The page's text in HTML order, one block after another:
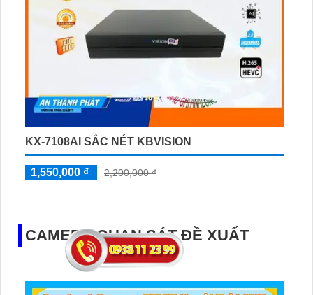
KX-7108AI SẮC NÉT KBVISION
1,550,000 ₫ 2,200,000 ₫
CAMERA QUAN SÁT ĐỀ XUẤT